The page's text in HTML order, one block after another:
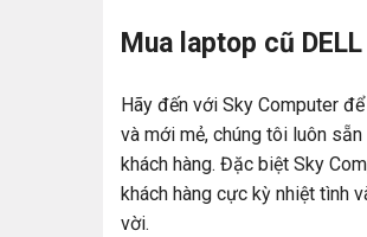
Mua laptop cũ
Hãy đến với Sky Computer
và mới mẻ, chúng tôi luôn
khách hàng. Đặc biệt Sky
khách hàng cực kỳ nhiệt tình
vời.